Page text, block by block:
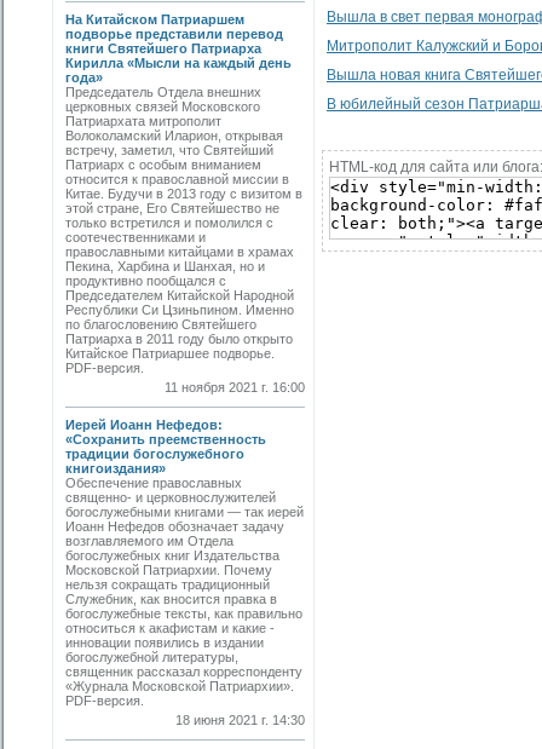
На Китайском Патриаршем
подворье представили перевод
книги Святейшего Патриарха
Кирилла «Мысли на каждый день
года»
Председатель Отдела внешних
церковных связей Московского
Патриархата митрополит
Волоколамский Иларион, открывая
встречу, заметил, что Святейший
Патриарх с особым вниманием
относится к православной миссии в
Китае. Будучи в 2013 году с визитом в
этой стране, Его Святейшество не
только встретился и помолился с
соотечественниками и
православными китайцами в храмах
Пекина, Харбина и Шанхая, но и
продуктивно пообщался с
Председателем Китайской Народной
Республики Си Цзиньпином. Именно
по благословению Святейшего
Патриарха в 2011 году было открыто
Китайское Патриаршее подворье.
PDF-версия.
11 ноября 2021 г. 16:00
Иерей Иоанн Нефедов:
«Сохранить преемственность
традиции богослужебного
книгоиздания»
Обеспечение православных
священно- и церковнослужителей
богослужебными книгами — так иерей
Иоанн Нефедов обозначает задачу
возглавляемого им Отдела
богослужебных книг Издательства
Московской Патриархии. Почему
нельзя сокращать традиционный
Служебник, как вносится правка в
богослужебные тексты, как правильно
относиться к акафистам и какие ­
инновации появились в издании
богослужебной литературы,
священник рассказал корреспонденту
«Журнала Московской Патриархии».
PDF-версия.
18 июня 2021 г. 14:30
Вышла в свет первая
Митрополит Калужский и
Вышла новая книга
В юбилейный сезон
HTML-код для сайта или блога: